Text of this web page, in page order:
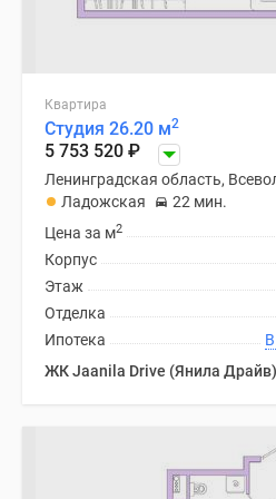
Квартира
Студия 26.20 м2
5 753 520 ₽
Ленинградская область,
Ладожская
22 мин.
Цена за м2
Корпус
Этаж
Отделка
Ипотека
ЖК Jaanila Drive (Янила Драйв)